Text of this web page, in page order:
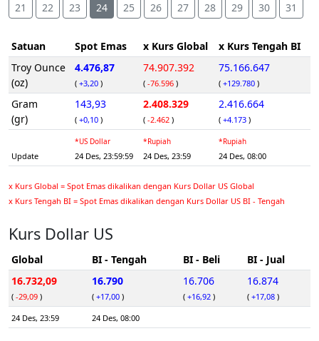
21 22 23 24 25 26 27 28 29 30 31
Satuan Spot Emas x Kurs Global
x Kurs Tengah BI
Troy Ounce
(oz)
4.476,87
( +3,20 )
74.907.392
( -76.596 )
75.166.647
( +129.780 )
Gram
(gr)
143,93
( +0,10 )
2.408.329
( -2.462 )
2.416.664
( +4.173 )
Update
*US Dollar
24 Des, 23:59:59
*Rupiah
24 Des, 23:59
*Rupiah
24 Des, 08:00
x Kurs Global = Spot Emas dikalikan dengan Kurs Dollar US Global
x Kurs Tengah BI = Spot Emas dikalikan dengan Kurs Dollar US BI - Tengah
Kurs Dollar US
Global BI - Tengah BI - Beli
BI - Jual
16.732,09
( -29,09 )
16.790
( +17,00 )
16.706
( +16,92 )
16.874
( +17,08 )
24 Des, 23:59
24 Des, 08:00